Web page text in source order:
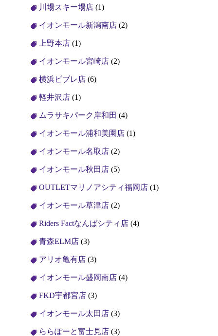
川場スキー場店 (1)
イオンモール新潟南店 (2)
上野本店 (1)
イオンモール宮崎店 (2)
横浜ビブレ店 (6)
軽井沢店 (1)
ムラサキパーク岸和田 (4)
イオンモール浦和美園店 (1)
イオンモール名取店 (2)
イオンモール秋田店 (5)
OUTLETマリノアシティ福岡店 (1)
イオンモール草津店 (2)
Riders Factなんばシティ店 (4)
青森ELM店 (3)
アリオ亀有店 (3)
イオンモール盛岡南店 (4)
FKD宇都宮店 (3)
イオンモール太田店 (3)
ららぽーと富士見店 (3)